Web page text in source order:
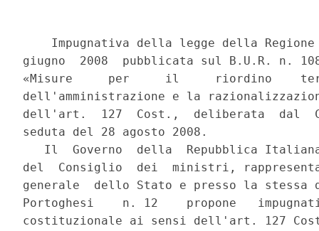
Impugnativa della legge della
giugno  2008  pubblicata sul B.U.R. n.
«Misure     per     il     riordino
dell'amministrazione e la
dell'art.  127  Cost.,  deliberata  dal
seduta del 28 agosto 2008.
Il  Governo  della  Repubblica
del  Consiglio  dei  ministri,
generale  dello Stato e presso la stessa
Portoghesi    n. 12    propone
costituzionale ai sensi dell'art. 127